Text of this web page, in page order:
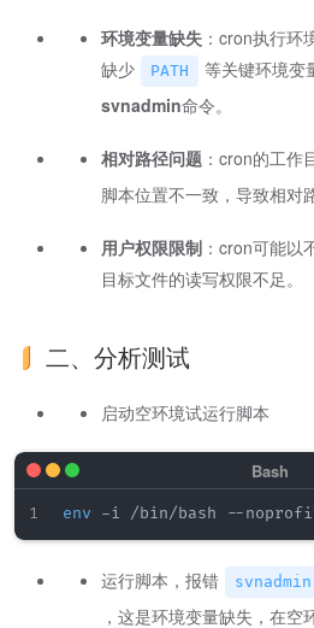
环境变量缺失​ ：cron执行环
缺少
PATH
等关键环境变
svnadmin命令。
​相对路径问题​ ：cron的工作
脚本位置不一致，导致相对
用户权限限制​ ：cron可能以
目标文件的读写权限不足。
二、分析测试
启动空环境试运行脚本
env
运行脚本，报错
，这是环境变量缺失，在空